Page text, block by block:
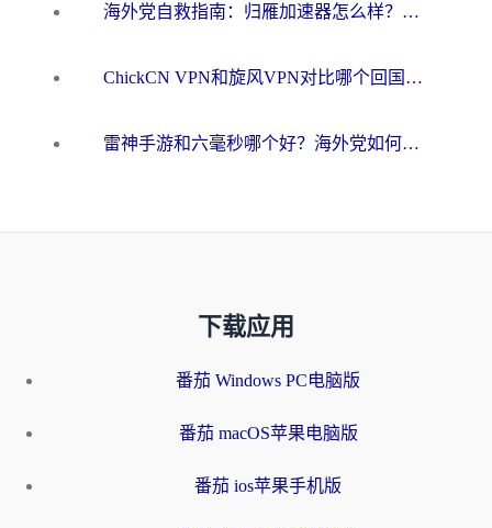
海外党自救指南：归雁加速器怎么样？教你避开坑实现国内资源无缝访问
ChickCN VPN和旋风VPN对比哪个回国效果更好？海外用户的选择困境与出路
雷神手游和六毫秒哪个好？海外党如何真正解锁国内资源
下载应用
番茄 Windows PC电脑版
番茄 macOS苹果电脑版
番茄 ios苹果手机版